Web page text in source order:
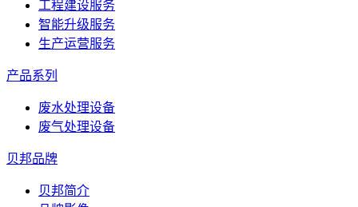
工程建设服务
智能升级服务
生产运营服务
产品系列
废水处理设备
废气处理设备
贝邦品牌
贝邦简介